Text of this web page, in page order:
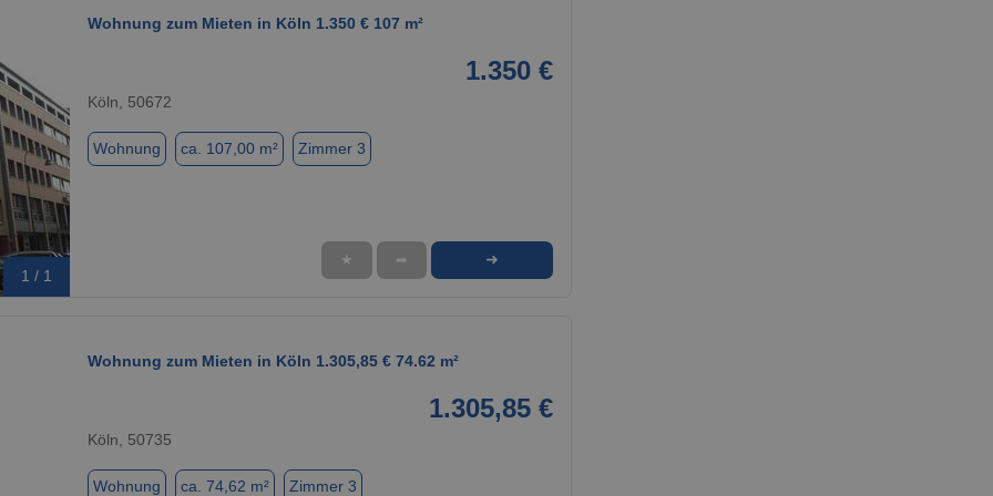
1 / 1
Wohnung zum Mieten in Köln 1.350 € 107 m²
1.350 €
Köln, 50672
Wohnung ca. 107,00 m² Zimmer 3
★ ➦ ➜
Wohnung zum Mieten in Köln 1.305,85 € 74.62 m²
1.305,85 €
Köln, 50735
Wohnung ca. 74,62 m² Zimmer 3